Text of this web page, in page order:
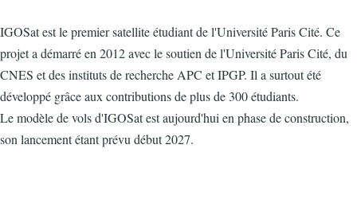
IGOSat est le premier satellite étudiant de l'Université Paris Cité. Ce
projet a démarré en 2012 avec le soutien de l'Université Paris Cité, du
CNES et des instituts de recherche APC et IPGP. Il a surtout été
développé grâce aux contributions de plus de 300 étudiants.
Le modèle de vols d'IGOSat est aujourd'hui en phase de construction,
son lancement étant prévu début 2027.